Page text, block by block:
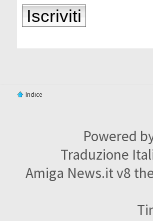
Iscriviti
Indice
Powered
Traduzione
Amiga News.it v8